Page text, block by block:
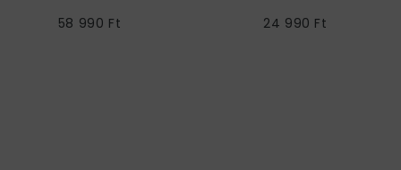
58 990 Ft
24 990 Ft